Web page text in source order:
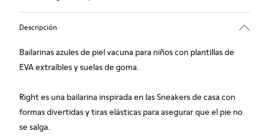
Descripción
Bailarinas azules de piel vacuna para niños con plantillas de
EVA extraíbles y suelas de goma.
Right es una bailarina inspirada en las Sneakers de casa con
formas divertidas y tiras elásticas para asegurar que el pie no
se salga.